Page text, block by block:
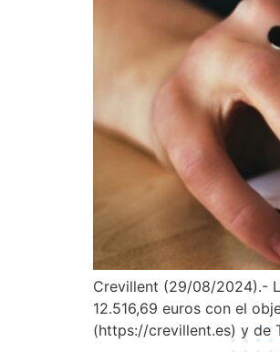
Crevillent (29/08/2024).-
12.516,69 euros con el
(https://crevillent.es) y de